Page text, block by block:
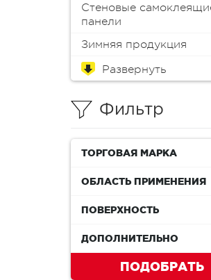
Стеновые
панели
Зимняя продукция
Обои
Краска для мебели
Краски
Эмали
Пропитки
Аэрозоли
Масло
Колеры (пигменты)
Лаки
Антиплесень
Грунтовки
Защитные составы
Герметики
Монтажная пена
Шпатлевки
Клеи
Мастика
Растворители и смывки
Материалы для
реставрации
Инструменты
Распродажа
Фильтр
ТОРГОВАЯ МАРКА
ОБЛАСТЬ ПРИМЕНЕНИЯ
ПОВЕРХНОСТЬ
ДОПОЛНИТЕЛЬНО
ПОДОБРАТЬ